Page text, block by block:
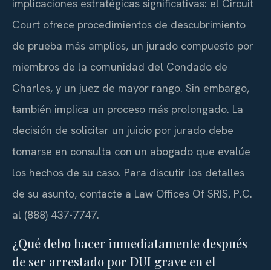
implicaciones estratégicas significativas: el Circuit
Court ofrece procedimientos de descubrimiento
de prueba más amplios, un jurado compuesto por
miembros de la comunidad del Condado de
Charles, y un juez de mayor rango. Sin embargo,
también implica un proceso más prolongado. La
decisión de solicitar un juicio por jurado debe
tomarse en consulta con un abogado que evalúe
los hechos de su caso. Para discutir los detalles
de su asunto, contacte a Law Offices Of SRIS, P.C.
al (888) 437-7747.
¿Qué debo hacer inmediatamente después
de ser arrestado por DUI grave en el